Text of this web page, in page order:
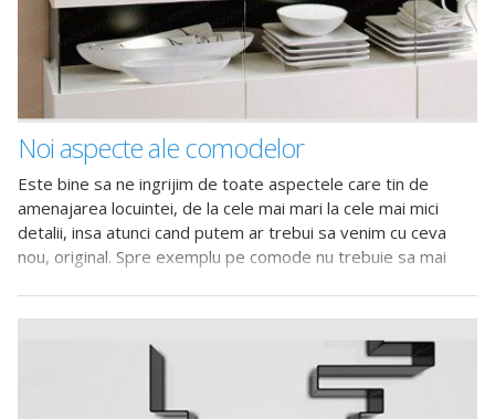
Noi aspecte ale comodelor
Este bine sa ne ingrijim de toate aspectele care tin de
amenajarea locuintei, de la cele mai mari la cele mai mici
detalii, insa atunci cand putem ar trebui sa venim cu ceva
nou, original. Spre exemplu pe comode nu trebuie sa mai